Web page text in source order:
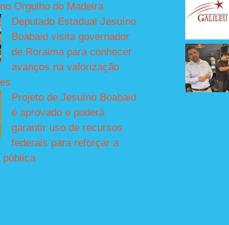
Orgulho do Madeira
Deputado Estadual Jesuíno
Boabaid visita governador
de Roraima para conhecer
avanços na valorização
Projeto de Jesuíno Boabaid
é aprovado e poderá
garantir uso de recursos
federais para reforçar a
pública